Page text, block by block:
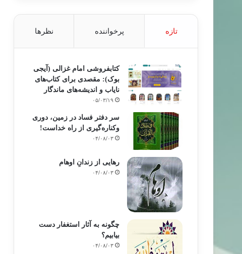
تازه پرخواننده نظرها
کتابفروشی امام غزالی (آیجی
بوک): مقصدی برای کتاب‌های
نایاب و اندیشه‌های ماندگار
۰۵/۰۳/۱۹
سر دفتر فساد در زمین‌، دوری
وکناره‌گیری از راه خداست‌!
۰۴/۰۸/۰۳
رهایی از زندانِ اوهام
۰۴/۰۸/۰۳
چگونه به آثار استغفار دست
بیابیم؟
۰۴/۰۸/۰۳